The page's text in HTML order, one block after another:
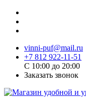
vinni-puf@mail.ru
+7 812 922-11-51
C 10:00 до 20:00
Заказать звонок